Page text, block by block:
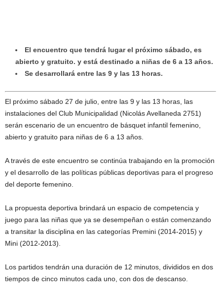
El encuentro que tendrá lugar el próximo sábado, es
abierto y gratuito. y está destinado a niñas de 6 a 13 años.
Se desarrollará entre las 9 y las 13 horas.
El próximo sábado 27 de julio, entre las 9 y las 13 horas, las
instalaciones del Club Municipalidad (Nicolás Avellaneda 2751)
serán escenario de un encuentro de básquet infantil femenino,
abierto y gratuito para niñas de 6 a 13 años.
A través de este encuentro se continúa trabajando en la promoción
y el desarrollo de las políticas públicas deportivas para el progreso
del deporte femenino.
La propuesta deportiva brindará un espacio de competencia y
juego para las niñas que ya se desempeñan o están comenzando
a transitar la disciplina en las categorías Premini (2014-2015) y
Mini (2012-2013).
Los partidos tendrán una duración de 12 minutos, divididos en dos
tiempos de cinco minutos cada uno, con dos de descanso.